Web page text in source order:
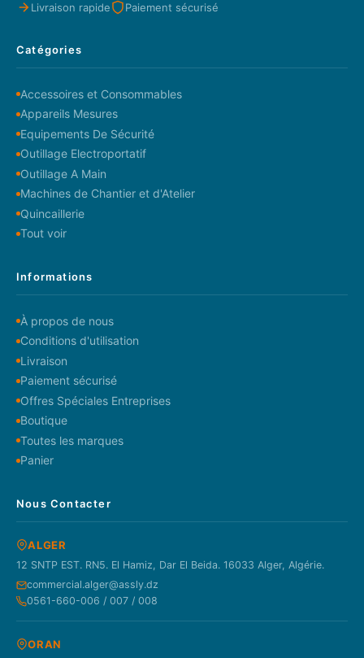
Livraison rapide Paiement sécurisé
Catégories
Accessoires et Consommables
Appareils Mesures
Equipements De Sécurité
Outillage Electroportatif
Outillage A Main
Machines de Chantier et d'Atelier
Quincaillerie
Tout voir
Informations
À propos de nous
Conditions d'utilisation
Livraison
Paiement sécurisé
Offres Spéciales Entreprises
Boutique
Toutes les marques
Panier
Nous Contacter
ALGER
12 SNTP EST. RN5. El Hamiz, Dar El Beida. 16033 Alger, Algérie.
commercial.alger@assly.dz
0561-660-006 / 007 / 008
ORAN